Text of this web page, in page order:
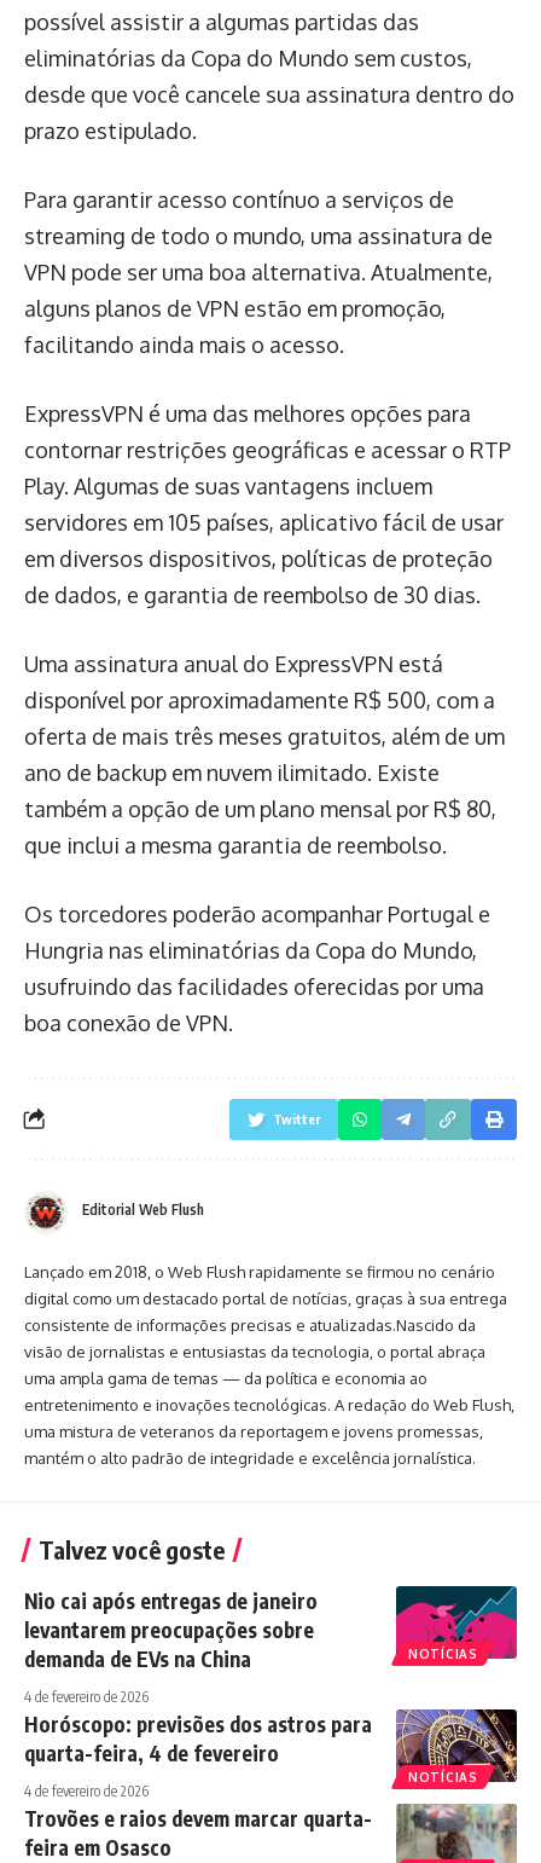
possível assistir a algumas partidas das
eliminatórias da Copa do Mundo sem custos,
desde que você cancele sua assinatura dentro do
prazo estipulado.
Para garantir acesso contínuo a serviços de
streaming de todo o mundo, uma assinatura de
VPN pode ser uma boa alternativa. Atualmente,
alguns planos de VPN estão em promoção,
facilitando ainda mais o acesso.
ExpressVPN é uma das melhores opções para
contornar restrições geográficas e acessar o RTP
Play. Algumas de suas vantagens incluem
servidores em 105 países, aplicativo fácil de usar
em diversos dispositivos, políticas de proteção
de dados, e garantia de reembolso de 30 dias.
Uma assinatura anual do ExpressVPN está
disponível por aproximadamente R$ 500, com a
oferta de mais três meses gratuitos, além de um
ano de backup em nuvem ilimitado. Existe
também a opção de um plano mensal por R$ 80,
que inclui a mesma garantia de reembolso.
Os torcedores poderão acompanhar Portugal e
Hungria nas eliminatórias da Copa do Mundo,
usufruindo das facilidades oferecidas por uma
boa conexão de VPN.
Twitter
Editorial Web Flush
Lançado em 2018, o Web Flush rapidamente se firmou no cenário
digital como um destacado portal de notícias, graças à sua entrega
consistente de informações precisas e atualizadas.Nascido da
visão de jornalistas e entusiastas da tecnologia, o portal abraça
uma ampla gama de temas — da política e economia ao
entretenimento e inovações tecnológicas. A redação do Web Flush,
uma mistura de veteranos da reportagem e jovens promessas,
mantém o alto padrão de integridade e excelência jornalística.
Talvez você goste
NOTÍCIAS
Nio cai após entregas de janeiro
levantarem preocupações sobre
demanda de EVs na China
4 de fevereiro de 2026
NOTÍCIAS
Horóscopo: previsões dos astros para
quarta-feira, 4 de fevereiro
4 de fevereiro de 2026
Trovões e raios devem marcar quarta-
feira em Osasco